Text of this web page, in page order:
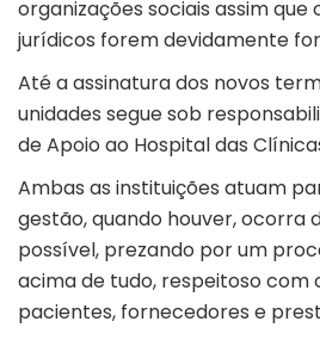
organizações sociais assim que
jurídicos forem devidamente
Até a assinatura dos novos
unidades segue sob
de Apoio ao Hospital das
Ambas as instituições atuam
gestão, quando houver, ocorra
possível, prezando por um
acima de tudo, respeitoso com
pacientes, fornecedores e